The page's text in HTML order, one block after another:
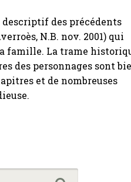
des précédents
N.B. nov. 2001) qui
famille. La trame
des personnages sont
et de nombreuses